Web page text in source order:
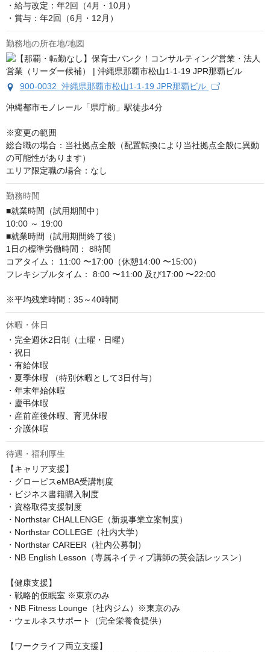
・給与改定：年2回（4月・10月）
・賞与：年2回（6月・12月）
勤務地の所在地/地図
900-0032 沖縄県那覇市松山1-1-19 JPR那覇ビル
沖縄都市モノレール「県庁前」駅徒歩4分
※変更の範囲
総合職の場合：当社拠点全般（配置転換により当社拠点全般に異動
の可能性があります）
エリア限定職の場合：なし
勤務時間
■就業時間（試用期間中）
10:00 ～ 19:00
■就業時間（試用期間終了後）
1日の標準労働時間： 8時間
コアタイム： 11:00 〜17:00（休憩14:00 〜15:00）
フレキシブルタイム： 8:00 〜11:00 及び17:00 〜22:00
※平均残業時間：35～40時間
休暇・休日
・完全週休2日制（土曜・日曜）
・祝日
・有給休暇
・夏季休暇 （特別休暇として3日付与）
・年末年始休暇
・慶弔休暇
・産前産後休暇、育児休暇
・介護休暇
待遇・福利厚生
【キャリア支援】
・グロービスeMBA受講制度
・ビジネス書籍購入制度
・資格取得支援制度
・Northstar CHALLENGE（新規事業立案制度）
・Northstar COLLEGE（社内大学）
・Northstar CAREER（社内公募制）
・NB English Lesson（専属ネイティブ講師の英会話レッスン）
【健康支援】
・戦略的仮眠室 ※東京のみ
・NB Fitness Lounge（社内ジム）※東京のみ
・ウェルネスサポート（完全栄養食提供）
【ワークライフ両立支援】